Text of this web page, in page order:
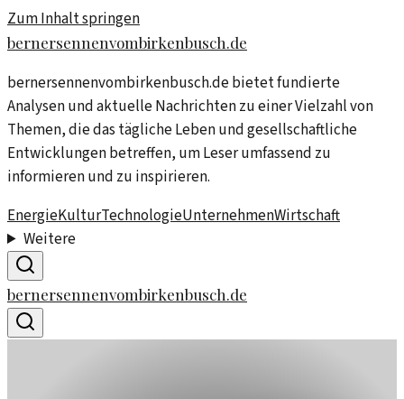
Zum Inhalt springen
bernersennenvombirkenbusch.de
bernersennenvombirkenbusch.de bietet fundierte
Analysen und aktuelle Nachrichten zu einer Vielzahl von
Themen, die das tägliche Leben und gesellschaftliche
Entwicklungen betreffen, um Leser umfassend zu
informieren und zu inspirieren.
EnergieKulturTechnologieUnternehmenWirtschaft
Weitere
bernersennenvombirkenbusch.de